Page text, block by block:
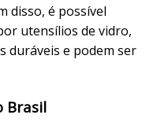
disso, é possível
utensílios de vidro,
duráveis e podem ser
Brasil